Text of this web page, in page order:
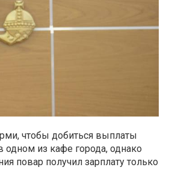
чтобы добиться выплаты
одном из кафе города, однако
повар получил зарплату только